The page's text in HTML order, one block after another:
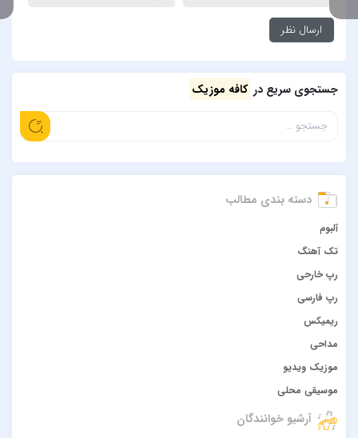
جستجوی سریع در کافه موزیک
دسته بندی مطالب
آلبوم
تک آهنگ
رپ خارحی
رپ فارسی
ریمیکس
مداحی
موزیک ویدیو
موسیقی محلی
آرشیو خوانندگان